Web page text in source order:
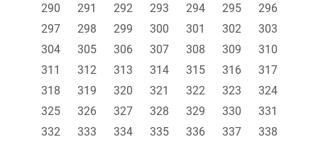
290
291 292 293 294 295
296
297
298 299 300 301 302
303
304
305 306 307 308 309
310
311
312 313 314 315 316
317
318
319 320 321 322 323
324
325
326 327 328 329 330
331
332
333 334 335 336 337
338